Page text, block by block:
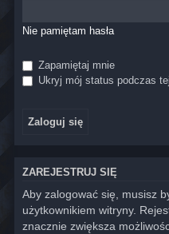
Nie pamiętam hasła
Zapamiętaj mnie
Ukryj mój status podczas
ZAREJESTRUJ SIĘ
Aby zalogować się, musisz
użytkownikiem witryny.
znacznie zwiększa